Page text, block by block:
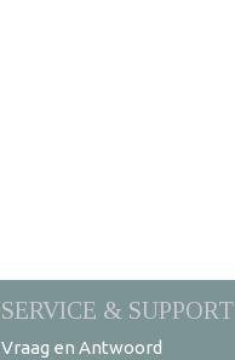
SERVICE & SUPPORT
Vraag en Antwoord